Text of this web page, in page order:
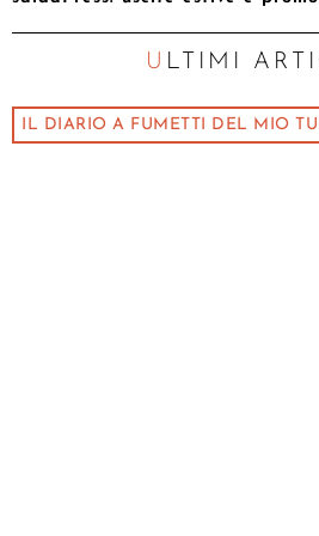
ULTIMI
IL DIARIO A FUMETTI DEL MIO